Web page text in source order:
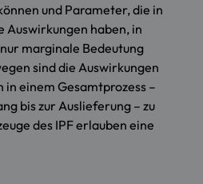
und Parameter, die in
haben, in
marginale Bedeutung
sind die Auswirkungen
einem Gesamtprozess –
bis zur Auslieferung – zu
des IPF erlauben eine